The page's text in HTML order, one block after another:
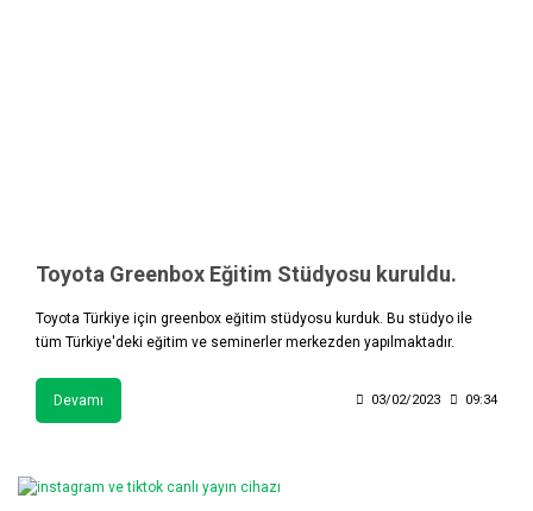
Toyota Greenbox Eğitim Stüdyosu kuruldu.
Toyota Türkiye için greenbox eğitim stüdyosu kurduk. Bu stüdyo ile
tüm Türkiye'deki eğitim ve seminerler merkezden yapılmaktadır.
Devamı 03/02/2023 09:34